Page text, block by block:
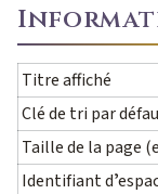
Titre affiché
Clé de tri par
Taille de la page
Identifiant